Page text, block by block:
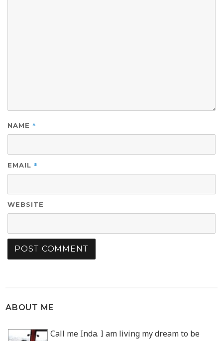
NAME *
EMAIL *
WEBSITE
ABOUT ME
Call me Inda. I am living my dream to be